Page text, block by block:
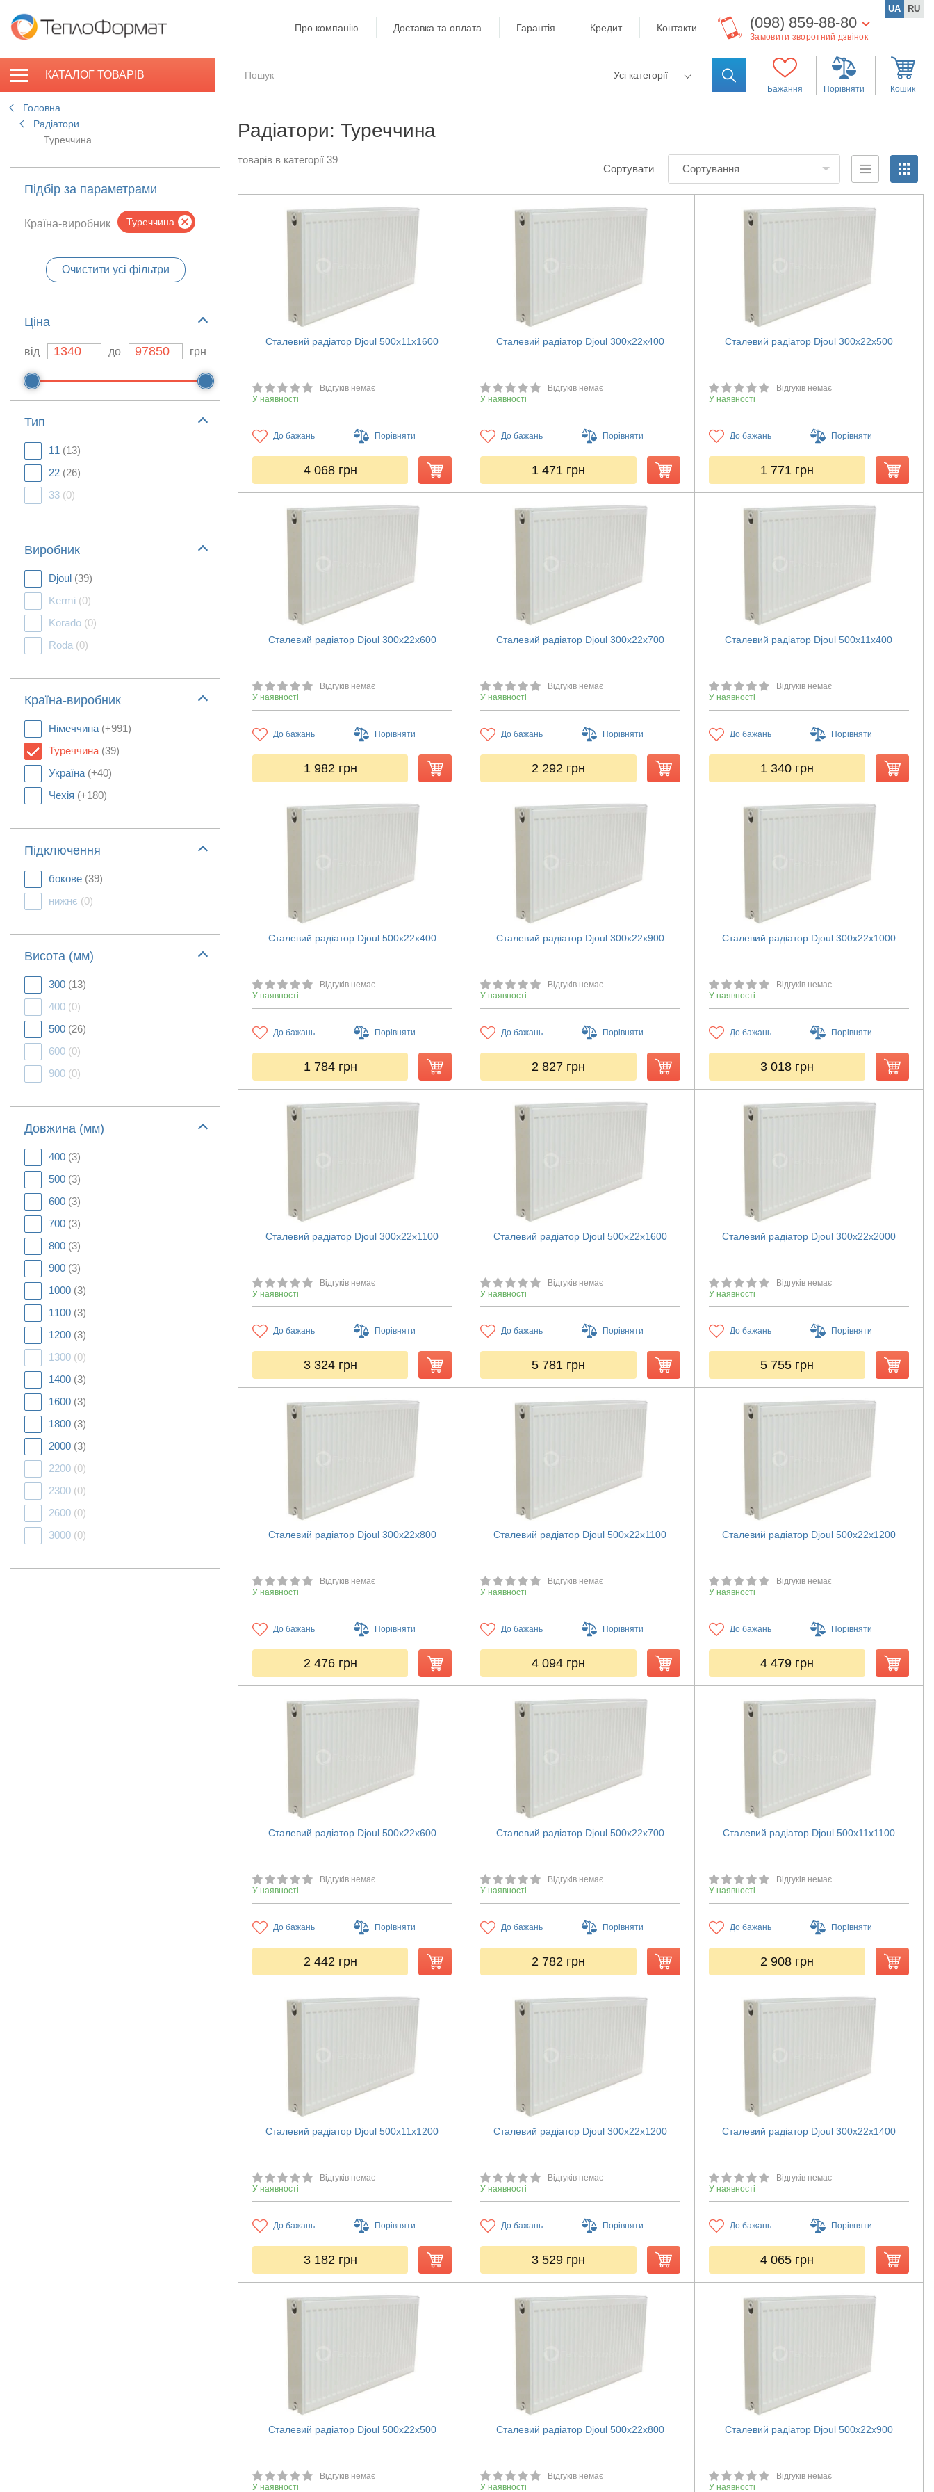
Про компанію Доставка та оплата Гарантія Кредит Контакти (098) 859-88-80
Замовити зворотний дзвінок
UA RU
КАТАЛОГ ТОВАРІВ Усі категорії
Бажання Порівняти Кошик
Головна
Радіатори
Туреччина
Підбір за параметрами
Країна-виробник Туреччина
Очистити усі фільтри
Ціна
від до грн
Тип
11 (13)
22 (26)
33 (0)
Виробник
Djoul (39)
Kermi (0)
Korado (0)
Roda (0)
Країна-виробник
Німеччина (+991)
Туреччина (39)
Україна (+40)
Чехія (+180)
Підключення
бокове (39)
нижнє (0)
Висота (мм)
300 (13)
400 (0)
500 (26)
600 (0)
900 (0)
Довжина (мм)
400 (3)
500 (3)
600 (3)
700 (3)
800 (3)
900 (3)
1000 (3)
1100 (3)
1200 (3)
1300 (0)
1400 (3)
1600 (3)
1800 (3)
2000 (3)
2200 (0)
2300 (0)
2600 (0)
3000 (0)
Радіатори: Туреччина
товарів в категорії 39
Сортувати Сортування
Сталевий радіатор Djoul 500х11х1600
Відгуків немає
У наявності
До бажань Порівняти
4 068 грн
Сталевий радіатор Djoul 300х22х400
Відгуків немає
У наявності
До бажань Порівняти
1 471 грн
Сталевий радіатор Djoul 300х22х500
Відгуків немає
У наявності
До бажань Порівняти
1 771 грн
Сталевий радіатор Djoul 300х22х600
Відгуків немає
У наявності
До бажань Порівняти
1 982 грн
Сталевий радіатор Djoul 300х22х700
Відгуків немає
У наявності
До бажань Порівняти
2 292 грн
Сталевий радіатор Djoul 500х11х400
Відгуків немає
У наявності
До бажань Порівняти
1 340 грн
Сталевий радіатор Djoul 500х22х400
Відгуків немає
У наявності
До бажань Порівняти
1 784 грн
Сталевий радіатор Djoul 300х22х900
Відгуків немає
У наявності
До бажань Порівняти
2 827 грн
Сталевий радіатор Djoul 300х22х1000
Відгуків немає
У наявності
До бажань Порівняти
3 018 грн
Сталевий радіатор Djoul 300х22х1100
Відгуків немає
У наявності
До бажань Порівняти
3 324 грн
Сталевий радіатор Djoul 500х22х1600
Відгуків немає
У наявності
До бажань Порівняти
5 781 грн
Сталевий радіатор Djoul 300х22х2000
Відгуків немає
У наявності
До бажань Порівняти
5 755 грн
Сталевий радіатор Djoul 300х22х800
Відгуків немає
У наявності
До бажань Порівняти
2 476 грн
Сталевий радіатор Djoul 500х22х1100
Відгуків немає
У наявності
До бажань Порівняти
4 094 грн
Сталевий радіатор Djoul 500х22х1200
Відгуків немає
У наявності
До бажань Порівняти
4 479 грн
Сталевий радіатор Djoul 500х22х600
Відгуків немає
У наявності
До бажань Порівняти
2 442 грн
Сталевий радіатор Djoul 500х22х700
Відгуків немає
У наявності
До бажань Порівняти
2 782 грн
Сталевий радіатор Djoul 500х11х1100
Відгуків немає
У наявності
До бажань Порівняти
2 908 грн
Сталевий радіатор Djoul 500х11х1200
Відгуків немає
У наявності
До бажань Порівняти
3 182 грн
Сталевий радіатор Djoul 300х22х1200
Відгуків немає
У наявності
До бажань Порівняти
3 529 грн
Сталевий радіатор Djoul 300х22х1400
Відгуків немає
У наявності
До бажань Порівняти
4 065 грн
Сталевий радіатор Djoul 500х22х500
Відгуків немає
У наявності
Сталевий радіатор Djoul 500х22х800
Відгуків немає
У наявності
Сталевий радіатор Djoul 500х22х900
Відгуків немає
У наявності